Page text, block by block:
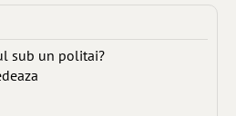
sub un politai?